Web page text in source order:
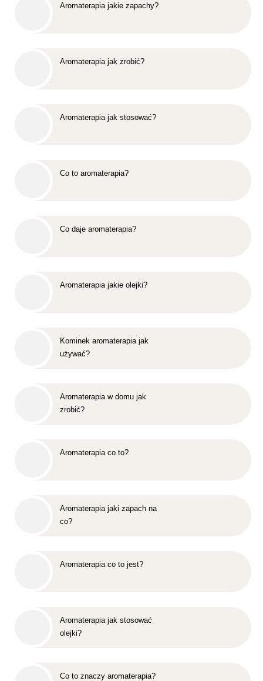
Aromaterapia jakie zapachy?
Aromaterapia jak zrobić?
Aromaterapia jak stosować?
Co to aromaterapia?
Co daje aromaterapia?
Aromaterapia jakie olejki?
Kominek aromaterapia jak
używać?
Aromaterapia w domu jak
zrobić?
Aromaterapia co to?
Aromaterapia jaki zapach na
co?
Aromaterapia co to jest?
Aromaterapia jak stosować
olejki?
Co to znaczy aromaterapia?